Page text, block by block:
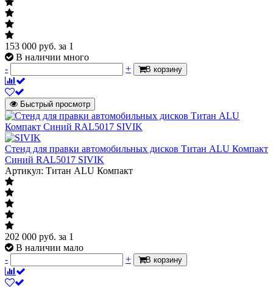
153 000 руб. за 1
В наличии много
-
+ В корзину
Быстрый просмотр
Стенд для правки автомобильных дисков Титан ALU Компакт
Синий RAL5017 SIVIK
Артикул: Титан ALU Компакт
202 000 руб. за 1
В наличии мало
-
+ В корзину